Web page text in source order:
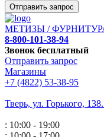
Отправить запрос
МЕТИЗЫ /
8-800-101-38-94
Звонок бесплатный
Отправить запрос
Магазины
+7 (4822) 53-38-95
Тверь, ул. Горького,
: 10:00 - 19:00